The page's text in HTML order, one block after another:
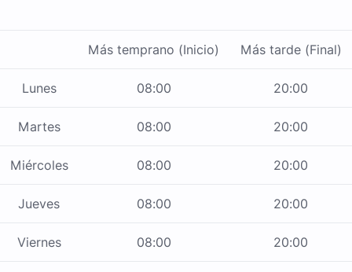
Más temprano (Inicio) Más tarde (Final)
Lunes 08:00 20:00
Martes 08:00 20:00
Miércoles 08:00 20:00
Jueves 08:00 20:00
Viernes 08:00 20:00